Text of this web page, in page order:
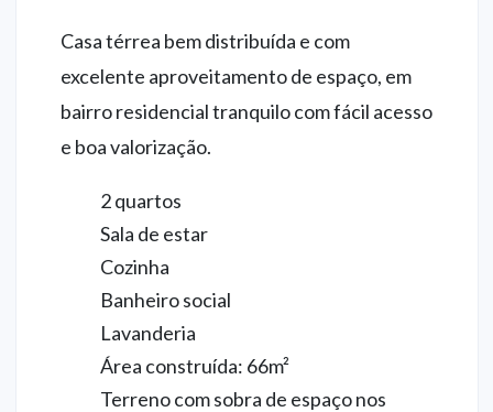
Casa térrea bem distribuída e com
excelente aproveitamento de espaço, em
bairro residencial tranquilo com fácil acesso
e boa valorização.
2 quartos
Sala de estar
Cozinha
Banheiro social
Lavanderia
Área construída: 66m²
Terreno com sobra de espaço nos